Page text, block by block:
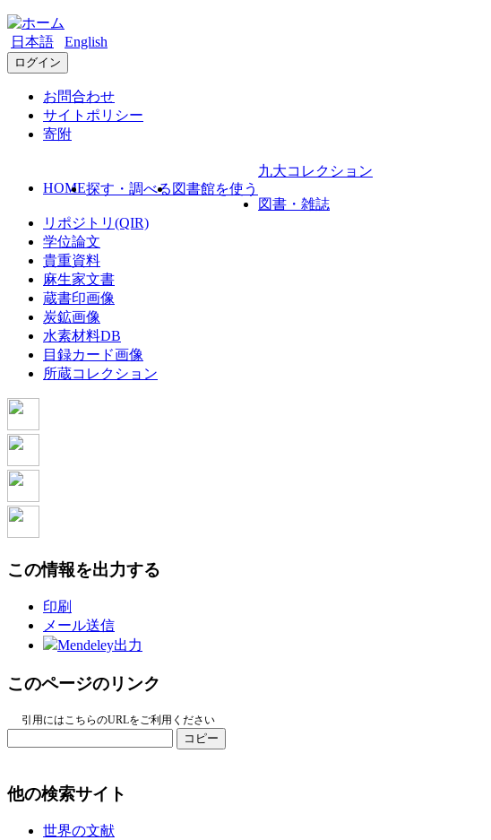
日本語 English
ログイン
お問合わせ
サイトポリシー
寄附
HOME探す・調べる 図書館を使う
九大コレクション
図書・雑誌
リポジトリ(QIR)
学位論文
貴重資料
麻生家文書
蔵書印画像
炭鉱画像
水素材料DB
目録カード画像
所蔵コレクション
この情報を出力する
印刷
メール送信
Mendeley出力
このページのリンク
引用にはこちらのURLをご利用ください
コピー
他の検索サイト
世界の文献